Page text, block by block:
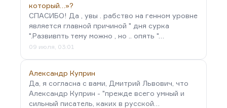
который…»?
СПАСИБО! Да , увы . рабство на генном уровне
является главной причиной " дня сурка
".Развивпть тему можно , но .. опять "…
09 июля, 03:01
Александр Куприн
Да, я согласна с вами, Дмитрий Львович, что
Александр Куприн - "прежде всего умный и
сильный писатель, каких в русской…